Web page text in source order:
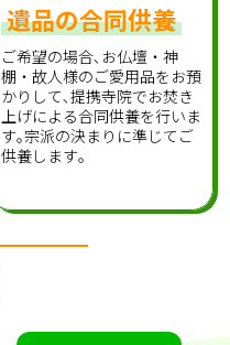
遺品の合同供養
ご希望の場合､お仏壇・神
棚・故人様のご愛用品をお預
かりして､提携寺院でお焚き
上げによる合同供養を行いま
す｡宗派の決まりに準じてご
供養します｡